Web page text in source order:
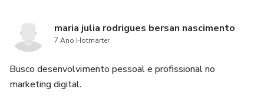
maria julia rodrigues bersan nascimento
7 Ano Hotmarter
Busco desenvolvimento pessoal e profissional no
marketing digital.